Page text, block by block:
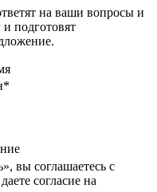
на ваши вопросы и
и подготовят
*
вы соглашаетесь с
согласие на